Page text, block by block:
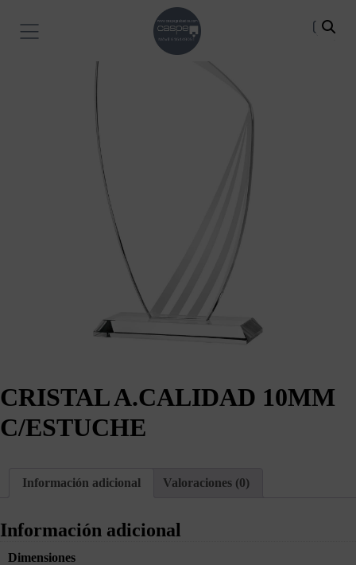
CRISTAL A.CALIDAD 10MM
C/ESTUCHE
Información adicional Valoraciones (0)
Información adicional
Dimensiones